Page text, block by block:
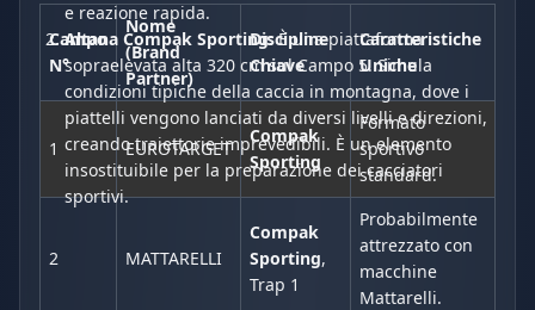
e reazione rapida.
Altana Compak Sporting:È una piattaforma
sopraelevata alta 320 cm sul Campo 5. Simula
condizioni tipiche della caccia in montagna, dove i
piattelli vengono lanciati da diversi livelli e direzioni,
creando traiettorie imprevedibili. È un elemento
insostituibile per la preparazione dei cacciatori
sportivi.
Campo
N°
Nome
(Brand
Partner)
Discipline
Chiave
Caratteristiche
Uniche
1 EUROTARGET
Compak
Sporting
Formato
sportivo
standard.
2 MATTARELLI
Compak
Sporting,
Trap 1
Probabilmente
attrezzato con
macchine
Mattarelli.